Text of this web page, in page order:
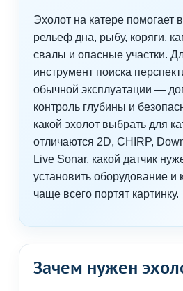
Эхолот на катере помогает
рельеф дна, рыбу, коряги,
свалы и опасные участки.
инструмент поиска
обычной эксплуатации —
контроль глубины и
какой эхолот выбрать для
отличаются 2D, CHIRP,
Live Sonar, какой датчик
установить оборудование и
чаще всего портят картинку.
Зачем нужен